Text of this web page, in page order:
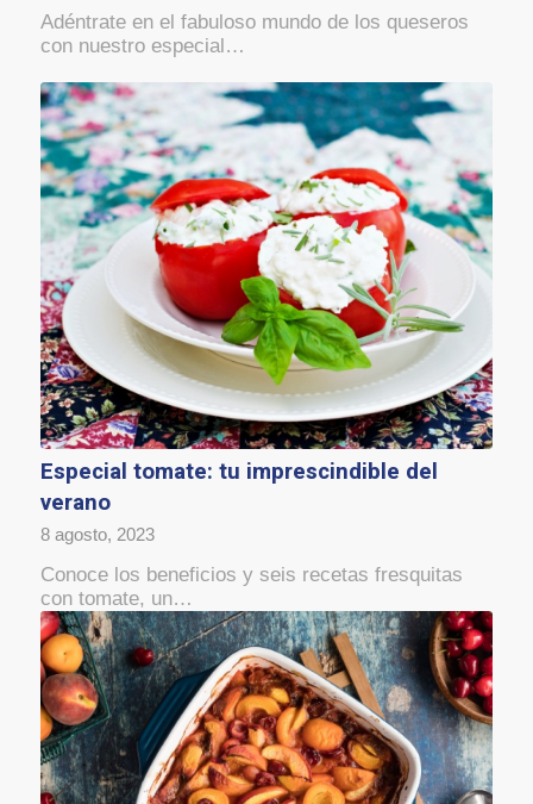
Adéntrate en el fabuloso mundo de los queseros
con nuestro especial…
Especial tomate: tu imprescindible del
verano
8 agosto, 2023
Conoce los beneficios y seis recetas fresquitas
con tomate, un…